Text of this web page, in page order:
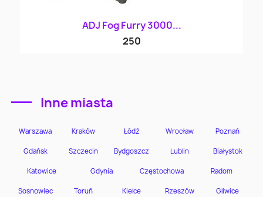
ADJ Fog Furry 3000...
250
Inne miasta